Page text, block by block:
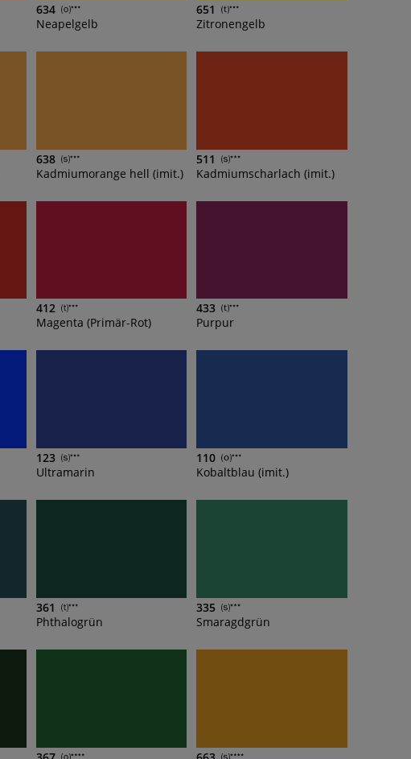
634
Neapelgelb
651
Zitronengelb
638
Kadmiumorange hell (imit.)
511
Kadmiumscharlach (imit.)
412
Magenta (Primär-Rot)
433
Purpur
123
Ultramarin
110
Kobaltblau (imit.)
361
Phthalogrün
335
Smaragdgrün